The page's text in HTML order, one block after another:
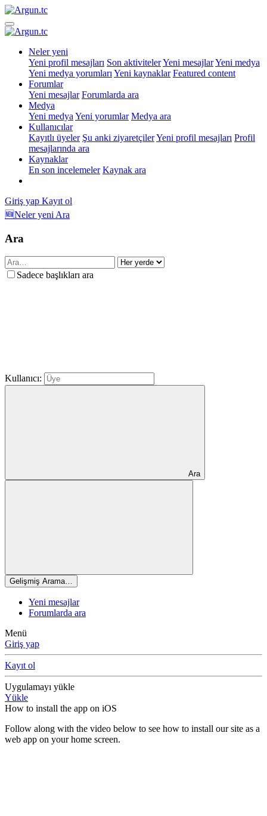
Neler yeni
Yeni profil mesajları Son aktivitelerYeni mesajlarYeni medya
Yeni medya yorumları Yeni kaynaklar Featured content
Forumlar
Yeni mesajlar Forumlarda ara
Medya
Yeni medya Yeni yorumlar Medya ara
Kullanıcılar
Kayıtlı üyeler Şu anki ziyaretçilerYeni profil mesajları Profil
mesajlarında ara
Kaynaklar
En son incelemeler Kaynak ara
Giriş yap Kayıt ol
🆕Neler yeni Ara
Ara
Sadece başlıkları ara
Kullanıcı:
Ara
Gelişmiş Arama…
Yeni mesajlar
Forumlarda ara
Menü
Giriş yap
Kayıt ol
Uygulamayı yükle
Yükle
How to install the app on iOS
Follow along with the video below to see how to install our site as a
web app on your home screen.